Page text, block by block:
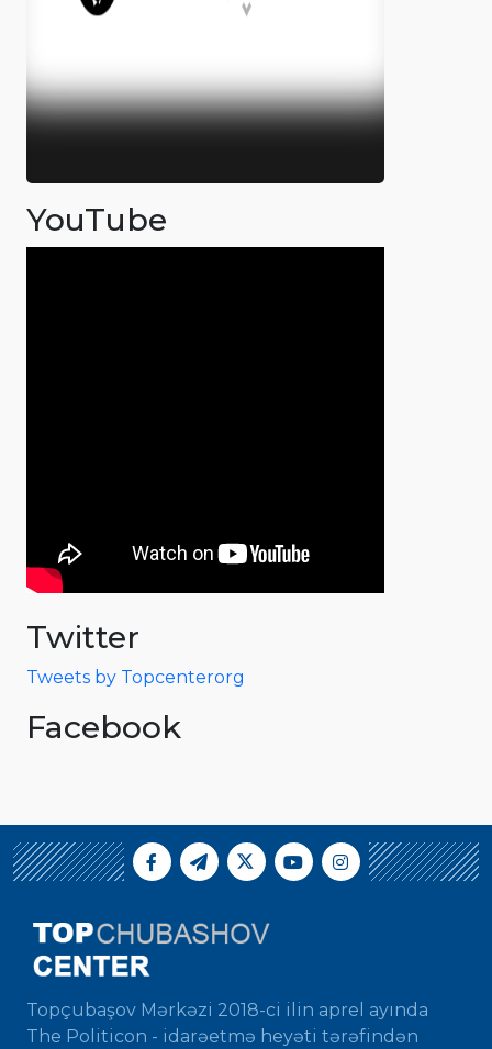
YouTube
Twitter
Tweets by Topcenterorg
Facebook
Topçubaşov Mərkəzi 2018-ci ilin aprel ayında
The Politicon - idarəetmə heyəti tərəfindən